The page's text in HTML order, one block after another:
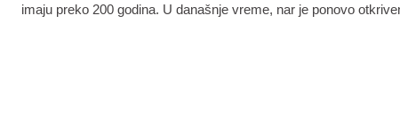
imaju preko 200 godina. U današnje vreme, nar je ponovo